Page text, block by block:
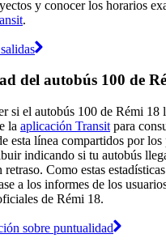
y conocer los horarios
.
del autobús 100 de
si el autobús 100 de Rémi 18
la aplicación Transit para
esta línea compartidos por los
indicando si tu autobús
Como estas
a los informes de los
de Rémi 18.
sobre puntualidad